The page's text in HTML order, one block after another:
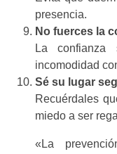
presencia.
No fuerces la
La
incomodidad
Sé su lugar
Recuérdales
miedo a ser
«La